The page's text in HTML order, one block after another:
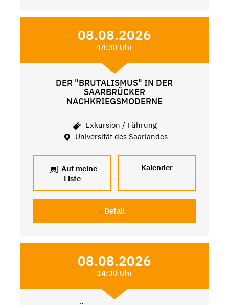
08.08.2026
14:30 Uhr
DER "BRUTALISMUS" IN DER
SAARBRÜCKER
NACHKRIEGSMODERNE
Exkursion / Führung
Universität des Saarlandes
Auf meine
Liste
Kalender
Detail
08.08.2026
14:30 Uhr